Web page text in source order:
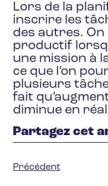
Lors de la
inscrire les
des autres.
productif
une mission à
ce que l’on
plusieurs
fait
diminue en
Partagez cet
Précédent